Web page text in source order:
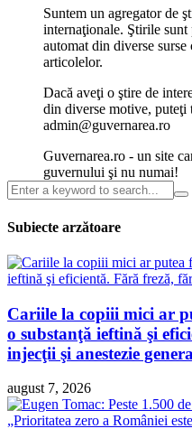
Suntem un agregator de
internaţionale. Ştirile
automat din diverse
articolelor.
Dacă aveţi o ştire de
din diverse motive, puteţi
admin@guvernarea.ro
Guvernarea.ro - un site
guvernului şi nu numai!
Subiecte arzătoare
Cariile la copiii mici ar
o substanţă ieftină şi
injecţii şi anestezie
august 7, 2026